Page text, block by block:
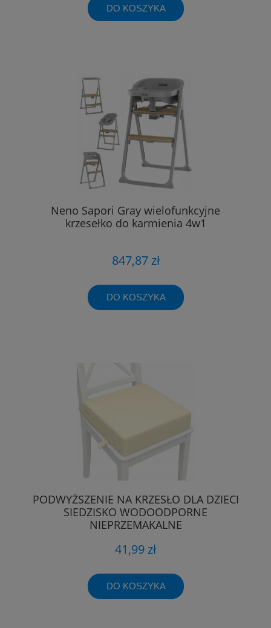
DO KOSZYKA
Neno Sapori Gray wielofunkcyjne
krzesełko do karmienia 4w1
847,87 zł
DO KOSZYKA
PODWYŻSZENIE NA KRZESŁO DLA DZIECI
SIEDZISKO WODOODPORNE
NIEPRZEMAKALNE
41,99 zł
DO KOSZYKA